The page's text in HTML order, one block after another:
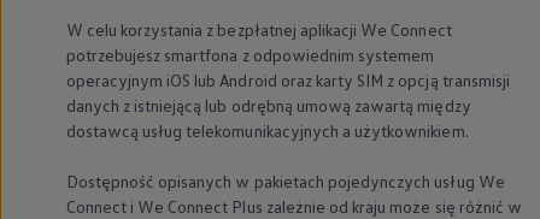
W celu korzystania z bezpłatnej aplikacji We Connect
potrzebujesz smartfona z odpowiednim systemem
operacyjnym iOS lub Android oraz karty SIM z opcją transmisji
danych z istniejącą lub odrębną umową zawartą między
dostawcą usług telekomunikacyjnych a użytkownikiem.
Dostępność opisanych w pakietach pojedynczych usług We
Connect i We Connect Plus zależnie od kraju może się różnić w